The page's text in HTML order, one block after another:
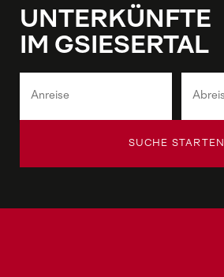
UNTERKÜNFTE
IM GSIESERTAL
SUCHE STARTEN